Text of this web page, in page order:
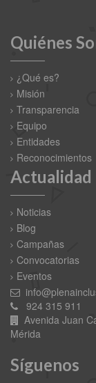
Quiénes
¿Qué es?
Misión
Transparencia
Equipo
Entidades
Reconocimientos
Actualidad
Noticias
Blog
Campañas
Convocatorias
Eventos
924 315 911
Avenida Juan
Mérida
Síguenos